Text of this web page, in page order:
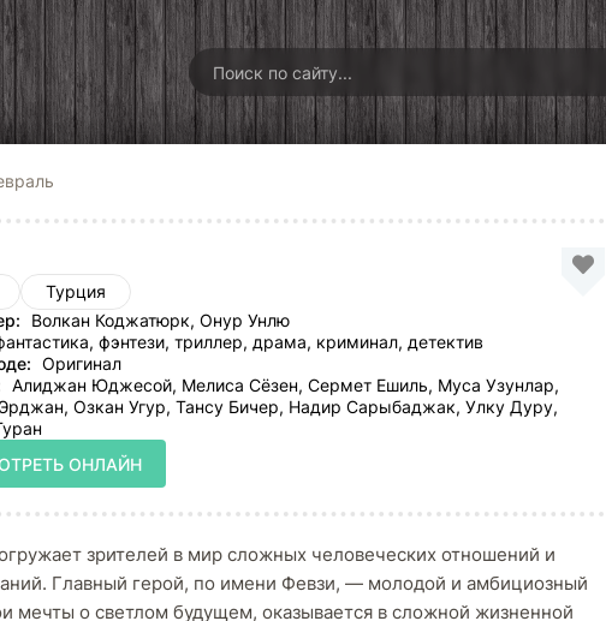
Турция
Волкан Коджатюрк, Онур Унлю
фэнтези, триллер, драма, криминал, детектив
Оригинал
Алиджан Юджесой, Мелиса Сёзен, Сермет Ешиль, Муса Узунлар,
Озкан Угур, Тансу Бичер, Надир Сарыбаджак, Улку Дуру,
ОНЛАЙН
зрителей в мир сложных человеческих отношений и
Главный герой, по имени Февзи, — молодой и амбициозный
мечты о светлом будущем, оказывается в сложной жизненной